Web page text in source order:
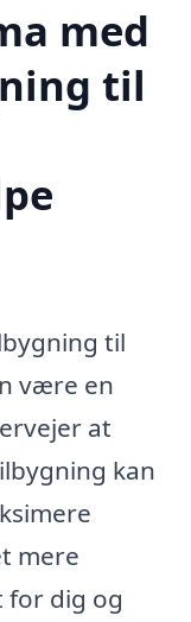
med
til
til
være en
at
kan
mere
dig og